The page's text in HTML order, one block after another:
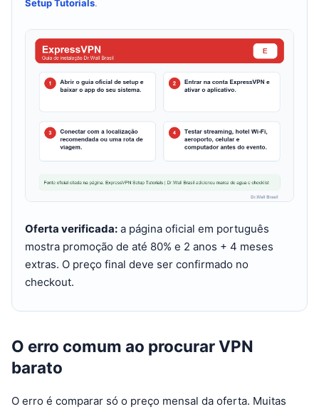
Setup Tutorials.
Oferta verificada: a página oficial em português
mostra promoção de até 80% e 2 anos + 4 meses
extras. O preço final deve ser confirmado no
checkout.
O erro comum ao procurar VPN
barato
O erro é comparar só o preço mensal da oferta. Muitas